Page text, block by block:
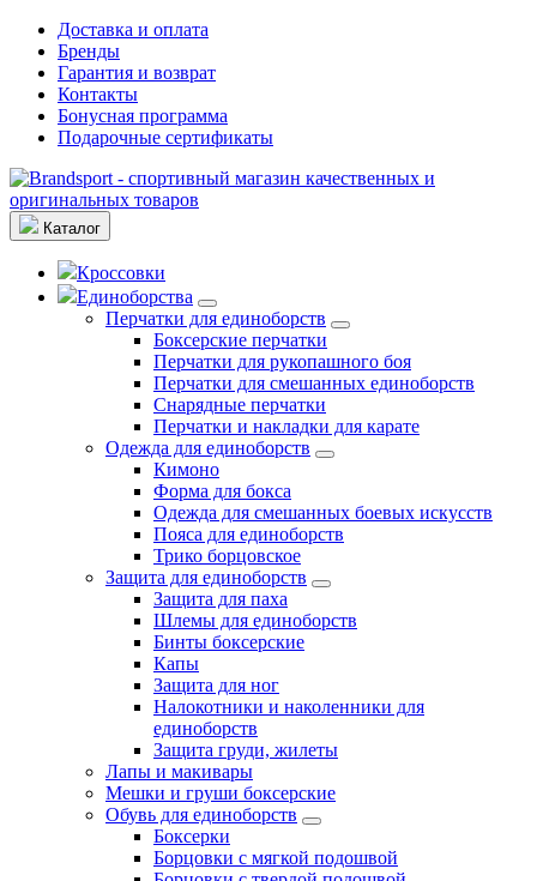
Доставка и оплата
Бренды
Гарантия и возврат
Контакты
Бонусная программа
Подарочные сертификаты
Каталог
Кроссовки
Единоборства
Перчатки для единоборств
Боксерские перчатки
Перчатки для рукопашного боя
Перчатки для смешанных единоборств
Снарядные перчатки
Перчатки и накладки для карате
Одежда для единоборств
Кимоно
Форма для бокса
Одежда для смешанных боевых искусств
Пояса для единоборств
Трико борцовское
Защита для единоборств
Защита для паха
Шлемы для единоборств
Бинты боксерские
Капы
Защита для ног
Налокотники и наколенники для
единоборств
Защита груди, жилеты
Лапы и макивары
Мешки и груши боксерские
Обувь для единоборств
Боксерки
Борцовки с мягкой подошвой